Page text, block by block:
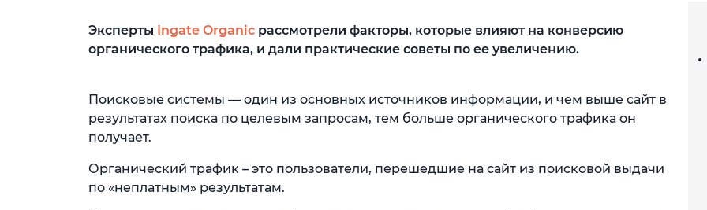
Эксперты Ingate Organic рассмотрели факторы, которые влияют на конверсию
органического трафика, и дали практические советы по ее увеличению.
Поисковые системы — один из основных источников информации, и чем выше сайт в
результатах поиска по целевым запросам, тем больше органического трафика он
получает.
Органический трафик – это пользователи, перешедшие на сайт из поисковой выдачи
по «неплатным» результатам.